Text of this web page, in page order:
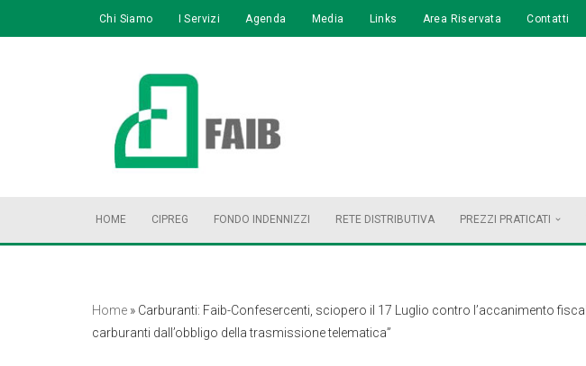
Chi Siamo I Servizi Agenda Media Links Area Riservata Contatti
HOME CIPREG FONDO INDENNIZZI RETE DISTRIBUTIVA PREZZI PRATICATI
Home » Carburanti: Faib-Confesercenti, sciopero il 17 Luglio contro l’accanimento
carburanti dall’obbligo della trasmissione telematica”